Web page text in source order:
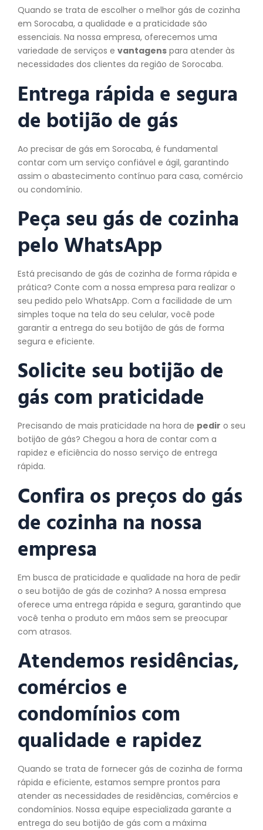
Quando se trata de escolher o melhor gás de cozinha
em Sorocaba, a qualidade e a praticidade são
essenciais. Na nossa empresa, oferecemos uma
variedade de serviços e vantagens para atender às
necessidades dos clientes da região de Sorocaba.
Entrega rápida e segura
de botijão de gás
Ao precisar de gás em Sorocaba, é fundamental
contar com um serviço confiável e ágil, garantindo
assim o abastecimento contínuo para casa, comércio
ou condomínio.
Peça seu gás de cozinha
pelo WhatsApp
Está precisando de gás de cozinha de forma rápida e
prática? Conte com a nossa empresa para realizar o
seu pedido pelo WhatsApp. Com a facilidade de um
simples toque na tela do seu celular, você pode
garantir a entrega do seu botijão de gás de forma
segura e eficiente.
Solicite seu botijão de
gás com praticidade
Precisando de mais praticidade na hora de pedir o seu
botijão de gás? Chegou a hora de contar com a
rapidez e eficiência do nosso serviço de entrega
rápida.
Confira os preços do gás
de cozinha na nossa
empresa
Em busca de praticidade e qualidade na hora de pedir
o seu botijão de gás de cozinha? A nossa empresa
oferece uma entrega rápida e segura, garantindo que
você tenha o produto em mãos sem se preocupar
com atrasos.
Atendemos residências,
comércios e
condomínios com
qualidade e rapidez
Quando se trata de fornecer gás de cozinha de forma
rápida e eficiente, estamos sempre prontos para
atender as necessidades de residências, comércios e
condomínios. Nossa equipe especializada garante a
entrega do seu botijão de gás com a máxima